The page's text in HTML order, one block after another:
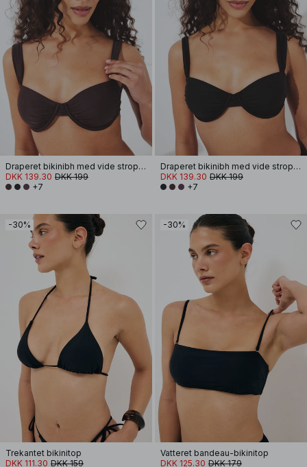
Draperet bikinibh med vide stropper
DKK 139.30 DKK 199
+7
Draperet bikinibh med vide stropper
DKK 139.30 DKK 199
+7
-30%
Trekantet bikinitop
DKK 111.30 DKK 159
-30%
Vatteret bandeau-bikinitop
DKK 125.30 DKK 179